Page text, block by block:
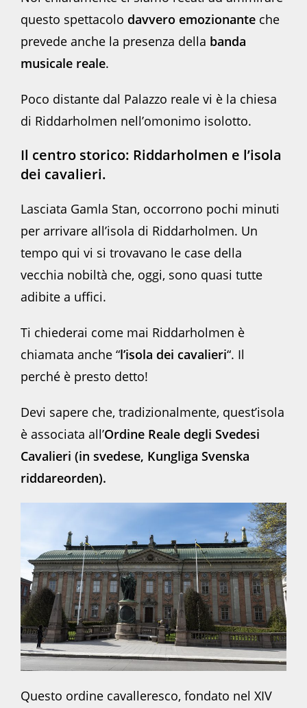
questo spettacolo davvero emozionante che
prevede anche la presenza della banda
musicale reale.
Poco distante dal Palazzo reale vi è la chiesa
di Riddarholmen nell’omonimo isolotto.
Il centro storico: Riddarholmen e l’isola
dei cavalieri.
Lasciata Gamla Stan, occorrono pochi minuti
per arrivare all’isola di Riddarholmen. Un
tempo qui vi si trovavano le case della
vecchia nobiltà che, oggi, sono quasi tutte
adibite a uffici.
Ti chiederai come mai Riddarholmen è
chiamata anche “l’isola dei cavalieri“. Il
perché è presto detto!
Devi sapere che, tradizionalmente, quest’isola
è associata all’Ordine Reale degli Svedesi
Cavalieri (in svedese, Kungliga Svenska
riddareorden).
Questo ordine cavalleresco, fondato nel XIV